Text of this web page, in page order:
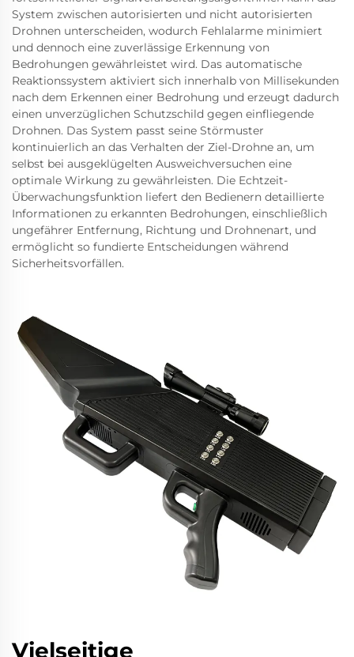
System zwischen autorisierten und nicht autorisierten
Drohnen unterscheiden, wodurch Fehlalarme minimiert
und dennoch eine zuverlässige Erkennung von
Bedrohungen gewährleistet wird. Das automatische
Reaktionssystem aktiviert sich innerhalb von Millisekunden
nach dem Erkennen einer Bedrohung und erzeugt dadurch
einen unverzüglichen Schutzschild gegen einfliegende
Drohnen. Das System passt seine Störmuster
kontinuierlich an das Verhalten der Ziel-Drohne an, um
selbst bei ausgeklügelten Ausweichversuchen eine
optimale Wirkung zu gewährleisten. Die Echtzeit-
Überwachungsfunktion liefert den Bedienern detaillierte
Informationen zu erkannten Bedrohungen, einschließlich
ungefährer Entfernung, Richtung und Drohnenart, und
ermöglicht so fundierte Entscheidungen während
Sicherheitsvorfällen.
Vielseitige